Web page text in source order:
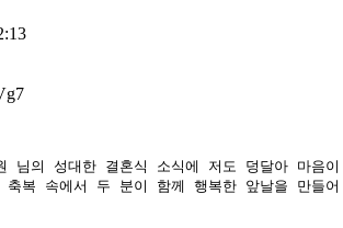
님의 성대한 결혼식 소식에 저도 덩달아 마음
축복 속에서 두 분이 함께 행복한 앞날을 만들어